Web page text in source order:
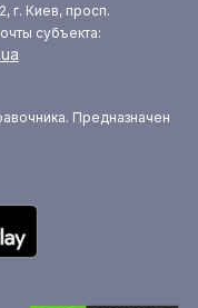
г. Киев, просп.
субъекта:
Предназначен